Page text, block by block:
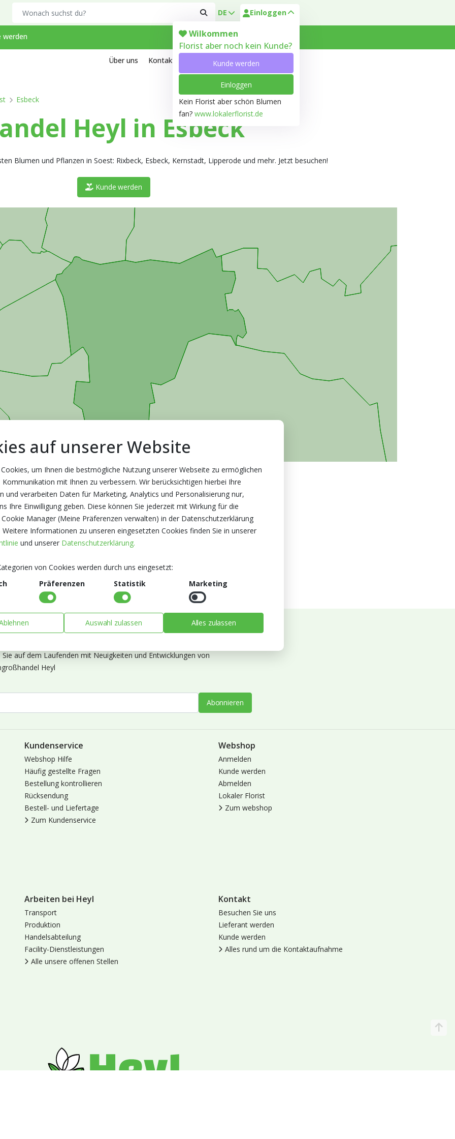
DE Einloggen
Wilkommen
Florist aber noch kein Kunde?
Kunde werden
Einloggen
Kein Florist aber schön Blumen
fan? www.lokalerflorist.de
werden
Über uns Kontakt Arbeiten bei Heyl Kundenservice
Esbeck
Heyl in Esbeck
Blumen und Pflanzen in Soest: Rixbeck, Esbeck, Kernstadt, Lipperode und mehr. Jetzt besuchen!
Kunde werden
Sie unseren Newsletter
Sie auf dem Laufenden mit Neuigkeiten und Entwicklungen von
Heyl
Abonnieren
Kundenservice
Webshop Hilfe
Häufig gestellte Fragen
Bestellung kontrollieren
Rücksendung
Bestell- und Liefertage
Zum Kundenservice
Webshop
Anmelden
Kunde werden
Abmelden
Lokaler Florist
Zum webshop
Arbeiten bei Heyl
Transport
Produktion
Handelsabteilung
Facility-Dienstleistungen
Alle unsere offenen Stellen
Kontakt
Besuchen Sie uns
Lieferant werden
Kunde werden
Alles rund um die Kontaktaufnahme
auf unserer Website
um Ihnen die bestmögliche Nutzung unserer Webseite zu ermöglichen
Kommunikation mit Ihnen zu verbessern. Wir berücksichtigen hierbei Ihre
und verarbeiten Daten für Marketing, Analytics und Personalisierung nur,
Ihre Einwilligung geben. Diese können Sie jederzeit mit Wirkung für die
Manager (Meine Präferenzen verwalten) in der Datenschutzerklärung
Weitere Informationen zu unseren eingesetzten Cookies finden Sie in unserer
und unserer Datenschutzerklärung.
von Cookies werden durch uns eingesetzt:
Präferenzen Statistik Marketing
Auswahl zulassen Alles zulassen